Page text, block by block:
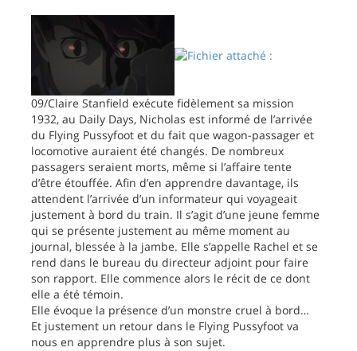
09/Claire Stanfield exécute fidèlement sa mission
1932, au Daily Days, Nicholas est informé de l’arrivée
du Flying Pussyfoot et du fait que wagon-passager et
locomotive auraient été changés. De nombreux
passagers seraient morts, même si l’affaire tente
d’être étouffée. Afin d’en apprendre davantage, ils
attendent l’arrivée d’un informateur qui voyageait
justement à bord du train. Il s’agit d’une jeune femme
qui se présente justement au même moment au
journal, blessée à la jambe. Elle s’appelle Rachel et se
rend dans le bureau du directeur adjoint pour faire
son rapport. Elle commence alors le récit de ce dont
elle a été témoin.
Elle évoque la présence d’un monstre cruel à bord…
Et justement un retour dans le Flying Pussyfoot va
nous en apprendre plus à son sujet.